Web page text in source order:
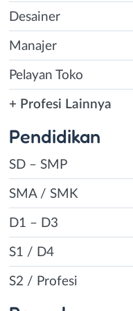
Desainer
Manajer
Pelayan Toko
+ Profesi Lainnya
Pendidikan
SD – SMP
SMA / SMK
D1 – D3
S1 / D4
S2 / Profesi